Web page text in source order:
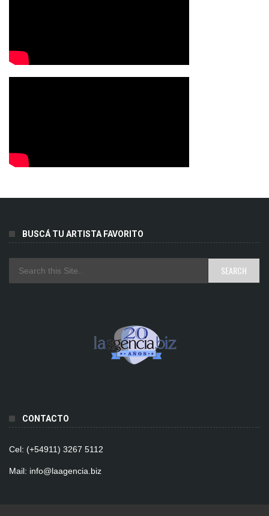
BUSCÁ TU ARTISTA FAVORITO
CONTACTO
Cel: (+54911) 3267 5112
Mail: info@laagencia.biz